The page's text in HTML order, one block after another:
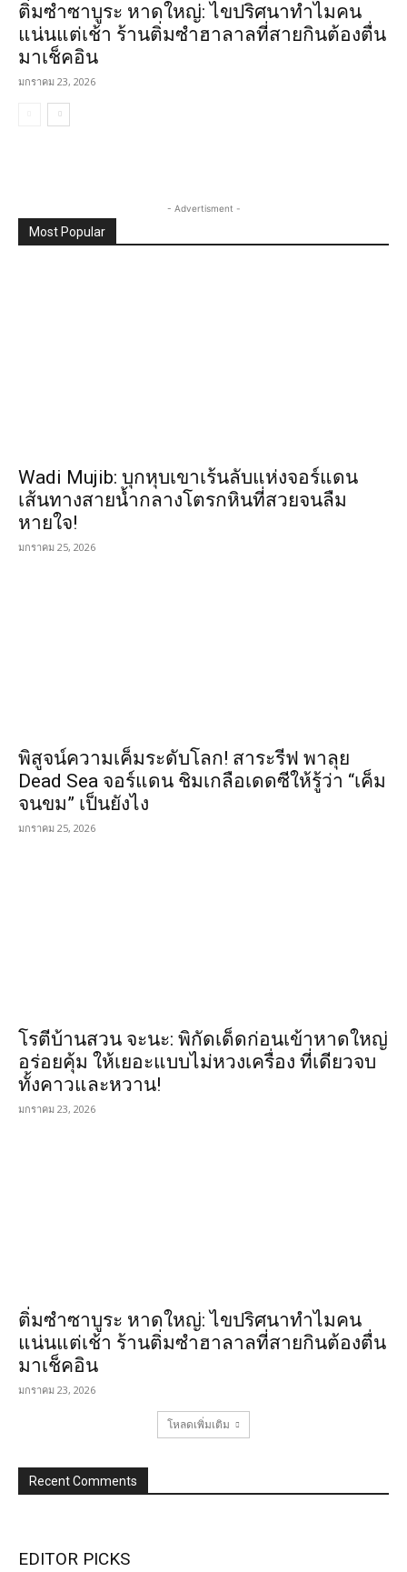
ติ่มซำซาบูระ หาดใหญ่: ไขปริศนาทำไมคน
แน่นแต่เช้า ร้านติ่มซำฮาลาลที่สายกินต้องตื่น
มาเช็คอิน
มกราคม 23, 2026
- Advertisment -
Most Popular
Wadi Mujib: บุกหุบเขาเร้นลับแห่งจอร์แดน
เส้นทางสายน้ำกลางโตรกหินที่สวยจนลืม
หายใจ!
มกราคม 25, 2026
พิสูจน์ความเค็มระดับโลก! สาระรีฟ พาลุย
Dead Sea จอร์แดน ชิมเกลือเดดซีให้รู้ว่า “เค็ม
จนขม” เป็นยังไง
มกราคม 25, 2026
โรตีบ้านสวน จะนะ: พิกัดเด็ดก่อนเข้าหาดใหญ่
อร่อยคุ้ม ให้เยอะแบบไม่หวงเครื่อง ที่เดียวจบ
ทั้งคาวและหวาน!
มกราคม 23, 2026
ติ่มซำซาบูระ หาดใหญ่: ไขปริศนาทำไมคน
แน่นแต่เช้า ร้านติ่มซำฮาลาลที่สายกินต้องตื่น
มาเช็คอิน
มกราคม 23, 2026
โหลดเพิ่มเติม
Recent Comments
EDITOR PICKS